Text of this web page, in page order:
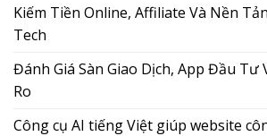
Kiếm Tiền Online, Affiliate Và Nền
Tech
Đánh Giá Sàn Giao Dịch, App Đầu Tư
Ro
Công cụ AI tiếng Việt giúp website